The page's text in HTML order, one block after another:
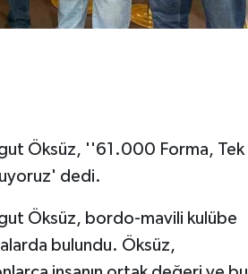
Öksüz, ''61.000 Forma, Tek
dedi.
Öksüz, bordo-mavili kulübe
bulundu. Öksüz,